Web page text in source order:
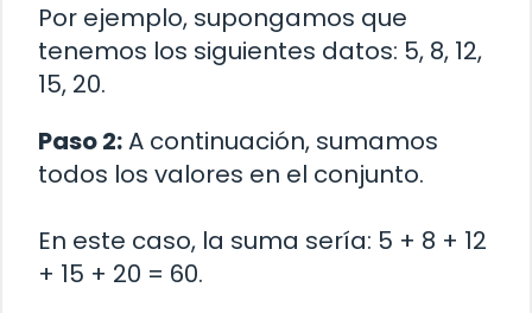
Por ejemplo, supongamos que
tenemos los siguientes datos: 5, 8, 12,
15, 20.
Paso 2:A continuación, sumamos
todos los valores en el conjunto.
En este caso, la suma sería: 5 + 8 + 12
+ 15 + 20 = 60.